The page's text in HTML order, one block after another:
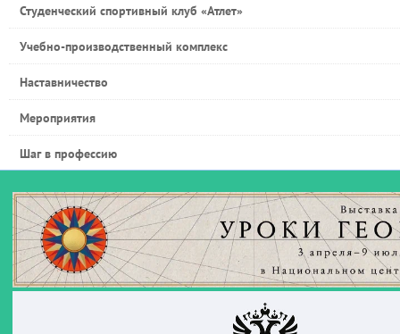
Студенческий спортивный клуб «Атлет»
Учебно-производственный комплекс
Наставничество
Мероприятия
Шаг в профессию